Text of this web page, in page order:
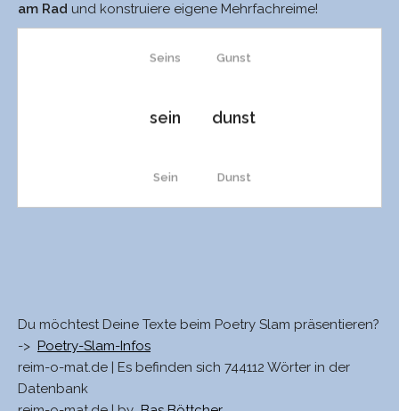
am Rad und konstruiere eigene Mehrfachreime!
Seins
sein
Sein
Gunst
dunst
Dunst
Du möchtest Deine Texte beim Poetry Slam präsentieren?
-> Poetry-Slam-Infos
reim-o-mat.de | Es befinden sich 744112 Wörter in der
Datenbank